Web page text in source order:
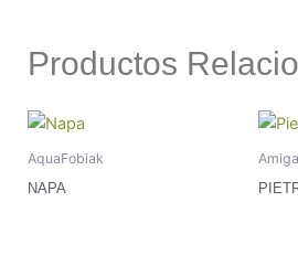
Productos
AquaFobiak
NAPA